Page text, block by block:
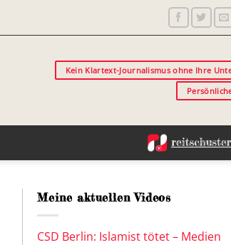
Kein Klartext-Journalismus ohne Ihre
Meine aktuellen Videos
CSD Berlin: Islamist tötet – Medien